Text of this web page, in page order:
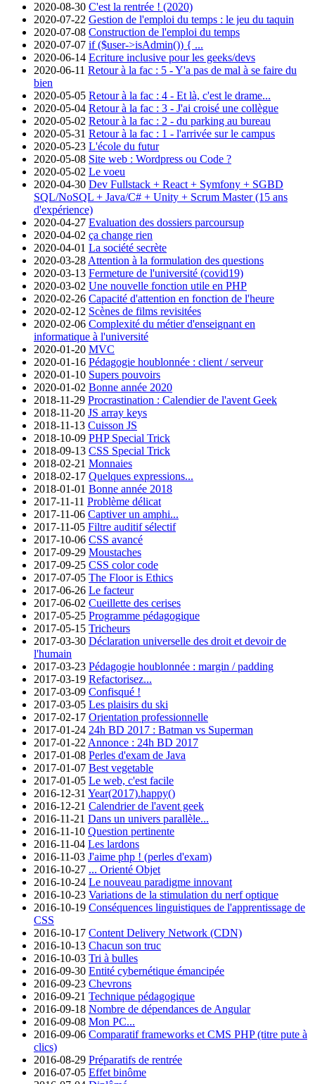
2020-08-30 C'est la rentrée ! (2020)
2020-07-22 Gestion de l'emploi du temps : le jeu du taquin
2020-07-08 Construction de l'emploi du temps
2020-07-07 if ($user->isAdmin()) { ...
2020-06-14 Ecriture inclusive pour les geeks/devs
2020-06-11 Retour à la fac : 5 - Y'a pas de mal à se faire du
bien
2020-05-05 Retour à la fac : 4 - Et là, c'est le drame...
2020-05-04 Retour à la fac : 3 - J'ai croisé une collègue
2020-05-02 Retour à la fac : 2 - du parking au bureau
2020-05-31 Retour à la fac : 1 - l'arrivée sur le campus
2020-05-23 L'école du futur
2020-05-08 Site web : Wordpress ou Code ?
2020-05-02 Le voeu
2020-04-30 Dev Fullstack + React + Symfony + SGBD
SQL/NoSQL + Java/C# + Unity + Scrum Master (15 ans
d'expérience)
2020-04-27 Evaluation des dossiers parcoursup
2020-04-02 ça change rien
2020-04-01 La société secrète
2020-03-28 Attention à la formulation des questions
2020-03-13 Fermeture de l'université (covid19)
2020-03-02 Une nouvelle fonction utile en PHP
2020-02-26 Capacité d'attention en fonction de l'heure
2020-02-12 Scènes de films revisitées
2020-02-06 Complexité du métier d'enseignant en
informatique à l'université
2020-01-20 MVC
2020-01-16 Pédagogie houblonnée : client / serveur
2020-01-10 Supers pouvoirs
2020-01-02 Bonne année 2020
2018-11-29 Procrastination : Calendier de l'avent Geek
2018-11-20 JS array keys
2018-11-13 Cuisson JS
2018-10-09 PHP Special Trick
2018-09-13 CSS Special Trick
2018-02-21 Monnaies
2018-02-17 Quelques expressions...
2018-01-01 Bonne année 2018
2017-11-11 Problème délicat
2017-11-06 Captiver un amphi...
2017-11-05 Filtre auditif sélectif
2017-10-06 CSS avancé
2017-09-29 Moustaches
2017-09-25 CSS color code
2017-07-05 The Floor is Ethics
2017-06-26 Le facteur
2017-06-02 Cueillette des cerises
2017-05-25 Programme pédagogique
2017-05-15 Tricheurs
2017-03-30 Déclaration universelle des droit et devoir de
l'humain
2017-03-23 Pédagogie houblonnée : margin / padding
2017-03-19 Refactorisez...
2017-03-09 Confisqué !
2017-03-05 Les plaisirs du ski
2017-02-17 Orientation professionnelle
2017-01-24 24h BD 2017 : Batman vs Superman
2017-01-22 Annonce : 24h BD 2017
2017-01-08 Perles d'exam de Java
2017-01-07 Best vegetable
2017-01-05 Le web, c'est facile
2016-12-31 Year(2017).happy()
2016-12-21 Calendrier de l'avent geek
2016-11-21 Dans un univers parallèle...
2016-11-10 Question pertinente
2016-11-04 Les lardons
2016-11-03 J'aime php ! (perles d'exam)
2016-10-27 ... Orienté Objet
2016-10-24 Le nouveau paradigme innovant
2016-10-23 Variations de la stimulation du nerf optique
2016-10-19 Conséquences linguistiques de l'apprentissage de
CSS
2016-10-17 Content Delivery Network (CDN)
2016-10-13 Chacun son truc
2016-10-03 Tri à bulles
2016-09-30 Entité cybernétique émancipée
2016-09-23 Chevrons
2016-09-21 Technique pédagogique
2016-09-18 Nombre de dépendances de Angular
2016-09-08 Mon PC...
2016-09-06 Comparatif frameworks et CMS PHP (titre pute à
clics)
2016-08-29 Préparatifs de rentrée
2016-07-05 Effet binôme